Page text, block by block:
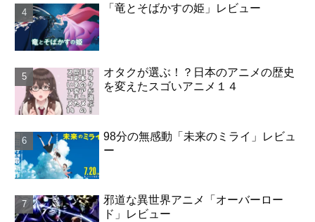
「竜とそばかすの姫」レビュー
オタクが選ぶ！？日本のアニメの歴史
を変えたスゴいアニメ１４
98分の無感動「未来のミライ」レビュ
ー
邪道な異世界アニメ「オーバーロー
ド」レビュー